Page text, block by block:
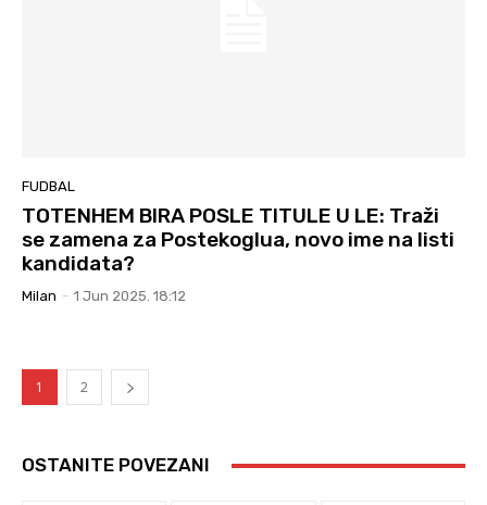
FUDBAL
TOTENHEM BIRA POSLE TITULE U LE: Traži
se zamena za Postekoglua, novo ime na listi
kandidata?
Milan - 1 Jun 2025. 18:12
1 2
OSTANITE POVEZANI